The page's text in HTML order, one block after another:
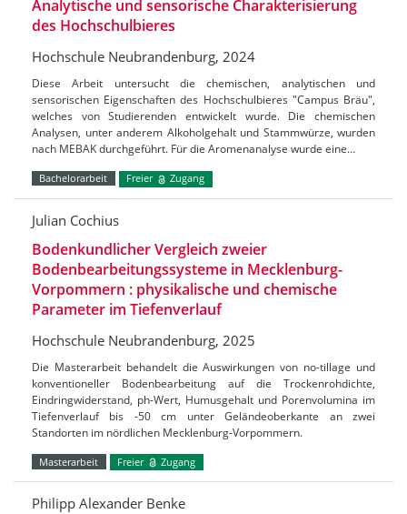
Analytische und sensorische Charakterisierung
des Hochschulbieres
Hochschule Neubrandenburg, 2024
Diese Arbeit untersucht die chemischen, analytischen und
sensorischen Eigenschaften des Hochschulbieres "Campus Bräu",
welches von Studierenden entwickelt wurde. Die chemischen
Analysen, unter anderem Alkoholgehalt und Stammwürze, wurden
nach MEBAK durchgeführt. Für die Aromenanalyse wurde eine…
Bachelorarbeit Freier Zugang
Julian Cochius
Bodenkundlicher Vergleich zweier
Bodenbearbeitungssysteme in Mecklenburg-
Vorpommern : physikalische und chemische
Parameter im Tiefenverlauf
Hochschule Neubrandenburg, 2025
Die Masterarbeit behandelt die Auswirkungen von no-tillage und
konventioneller Bodenbearbeitung auf die Trockenrohdichte,
Eindringwiderstand, ph-Wert, Humusgehalt und Porenvolumina im
Tiefenverlauf bis -50 cm unter Geländeoberkante an zwei
Standorten im nördlichen Mecklenburg-Vorpommern.
Masterarbeit Freier Zugang
Philipp Alexander Benke